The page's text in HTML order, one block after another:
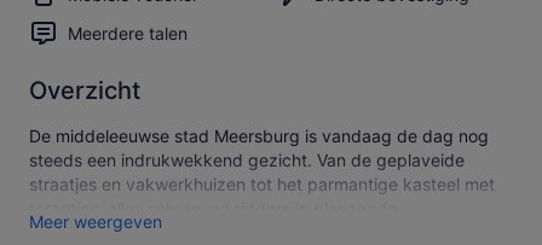
Meerdere talen
Overzicht
De middeleeuwse stad Meersburg is vandaag de dag nog
steeds een indrukwekkend gezicht. Van de geplaveide
straatjes en vakwerkhuizen tot het parmantige kasteel met
wapenrustingen en jonkvrouwen in noodfantasieën. En als je
Meer weergeven